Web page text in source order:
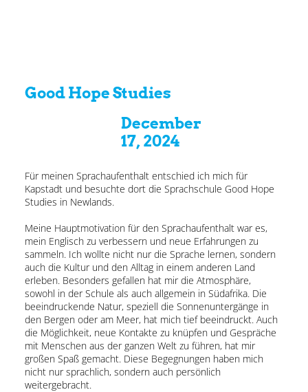
Good Hope Studies
December
17, 2024
Für meinen Sprachaufenthalt entschied ich mich für
Kapstadt und besuchte dort die Sprachschule Good Hope
Studies in Newlands.
Meine Hauptmotivation für den Sprachaufenthalt war es,
mein Englisch zu verbessern und neue Erfahrungen zu
sammeln. Ich wollte nicht nur die Sprache lernen, sondern
auch die Kultur und den Alltag in einem anderen Land
erleben. Besonders gefallen hat mir die Atmosphäre,
sowohl in der Schule als auch allgemein in Südafrika. Die
beeindruckende Natur, speziell die Sonnenuntergänge in
den Bergen oder am Meer, hat mich tief beeindruckt. Auch
die Möglichkeit, neue Kontakte zu knüpfen und Gespräche
mit Menschen aus der ganzen Welt zu führen, hat mir
großen Spaß gemacht. Diese Begegnungen haben mich
nicht nur sprachlich, sondern auch persönlich
weitergebracht.